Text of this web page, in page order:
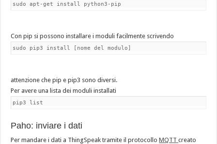
sudo apt-get install python3-pip
Con pip si possono installare i moduli facilmente scrivendo
sudo pip3 install [nome del modulo]
attenzione che pip e pip3 sono diversi.
Per avere una lista dei moduli installati
pip3 list
Paho: inviare i dati
Per mandare i dati a ThingSpeak tramite il protocolloMQTTcreato